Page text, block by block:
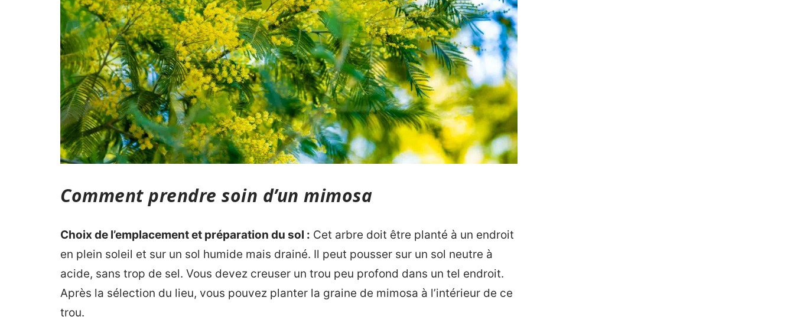
Comment prendre soin d’un mimosa
Choix de l’emplacement et préparation du sol : Cet arbre doit être planté à un endroit
en plein soleil et sur un sol humide mais drainé. Il peut pousser sur un sol neutre à
acide, sans trop de sel. Vous devez creuser un trou peu profond dans un tel endroit.
Après la sélection du lieu, vous pouvez planter la graine de mimosa à l’intérieur de ce
trou.